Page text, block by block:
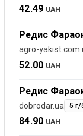
42.49 UAH
Редис
agro-
52.00 UAH
Редис
dobrodar.ua 5 г/
84.90 UAH